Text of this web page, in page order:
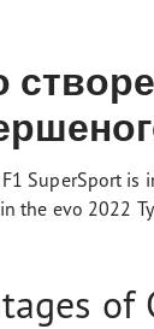
SuperSport
the evo 2022
of